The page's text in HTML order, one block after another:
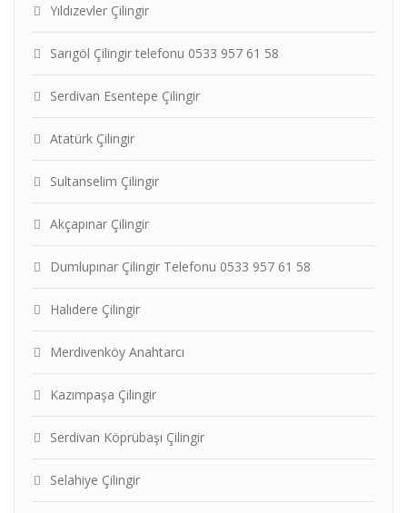
Yıldızevler Çilingir
Sarıgöl Çilingir telefonu 0533 957 61 58
Serdivan Esentepe Çilingir
Atatürk Çilingir
Sultanselim Çilingir
Akçapınar Çilingir
Dumlupınar Çilingir Telefonu 0533 957 61 58
Halıdere Çilingir
Merdivenköy Anahtarcı
Kazımpaşa Çilingir
Serdivan Köprübaşı Çilingir
Selahiye Çilingir